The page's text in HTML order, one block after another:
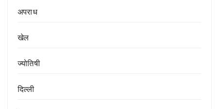
अपराध
खेल
ज्योतिषी
दिल्ली